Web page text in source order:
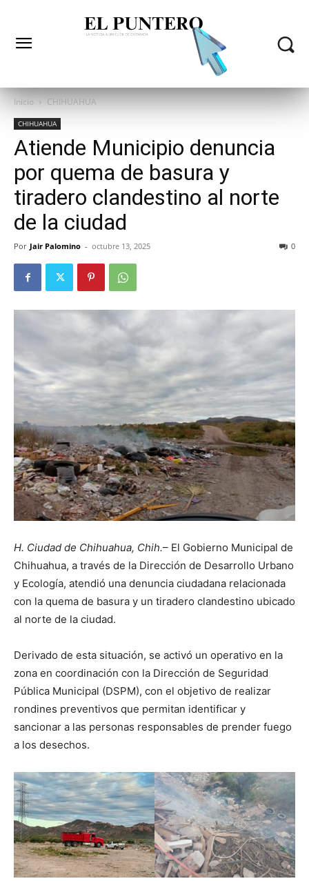
Inicio CHIHUAHUA
CHIHUAHUA
Atiende Municipio denuncia
por quema de basura y
tiradero clandestino al norte
de la ciudad
Por Jair Palomino - octubre 13, 2025 0
H. Ciudad de Chihuahua, Chih.– El Gobierno Municipal de
Chihuahua, a través de la Dirección de Desarrollo Urbano
y Ecología, atendió una denuncia ciudadana relacionada
con la quema de basura y un tiradero clandestino ubicado
al norte de la ciudad.
Derivado de esta situación, se activó un operativo en la
zona en coordinación con la Dirección de Seguridad
Pública Municipal (DSPM), con el objetivo de realizar
rondines preventivos que permitan identificar y
sancionar a las personas responsables de prender fuego
a los desechos.